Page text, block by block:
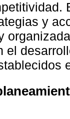
y
el